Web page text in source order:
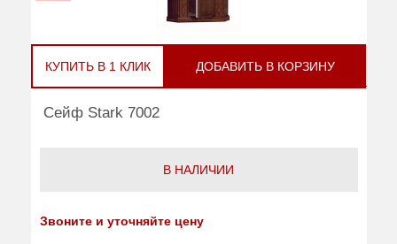
КУПИТЬ В 1 КЛИК ДОБАВИТЬ В КОРЗИНУ
Сейф Stark 7002
В НАЛИЧИИ
Звоните и уточняйте цену